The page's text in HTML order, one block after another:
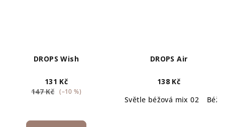
DROPS Wish
131 Kč
147 Kč (–10 %)
DROPS Air
138 Kč
Světle béžová mix 02